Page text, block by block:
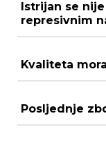
Istrijan se
represivnim
Kvaliteta
Posljednje